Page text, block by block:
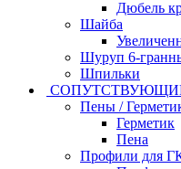
Дюбель
Шайба
Шуруп 6-
Шпильки
Пены /
Герметик
Пена
Профили для